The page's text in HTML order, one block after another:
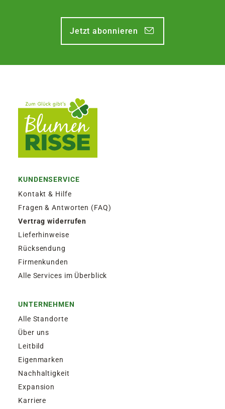
Jetzt abonnieren
KUNDENSERVICE
Kontakt & Hilfe
Fragen & Antworten (FAQ)
Vertrag widerrufen
Lieferhinweise
Rücksendung
Firmenkunden
Alle Services im Überblick
UNTERNEHMEN
Alle Standorte
Über uns
Leitbild
Eigenmarken
Nachhaltigkeit
Expansion
Karriere